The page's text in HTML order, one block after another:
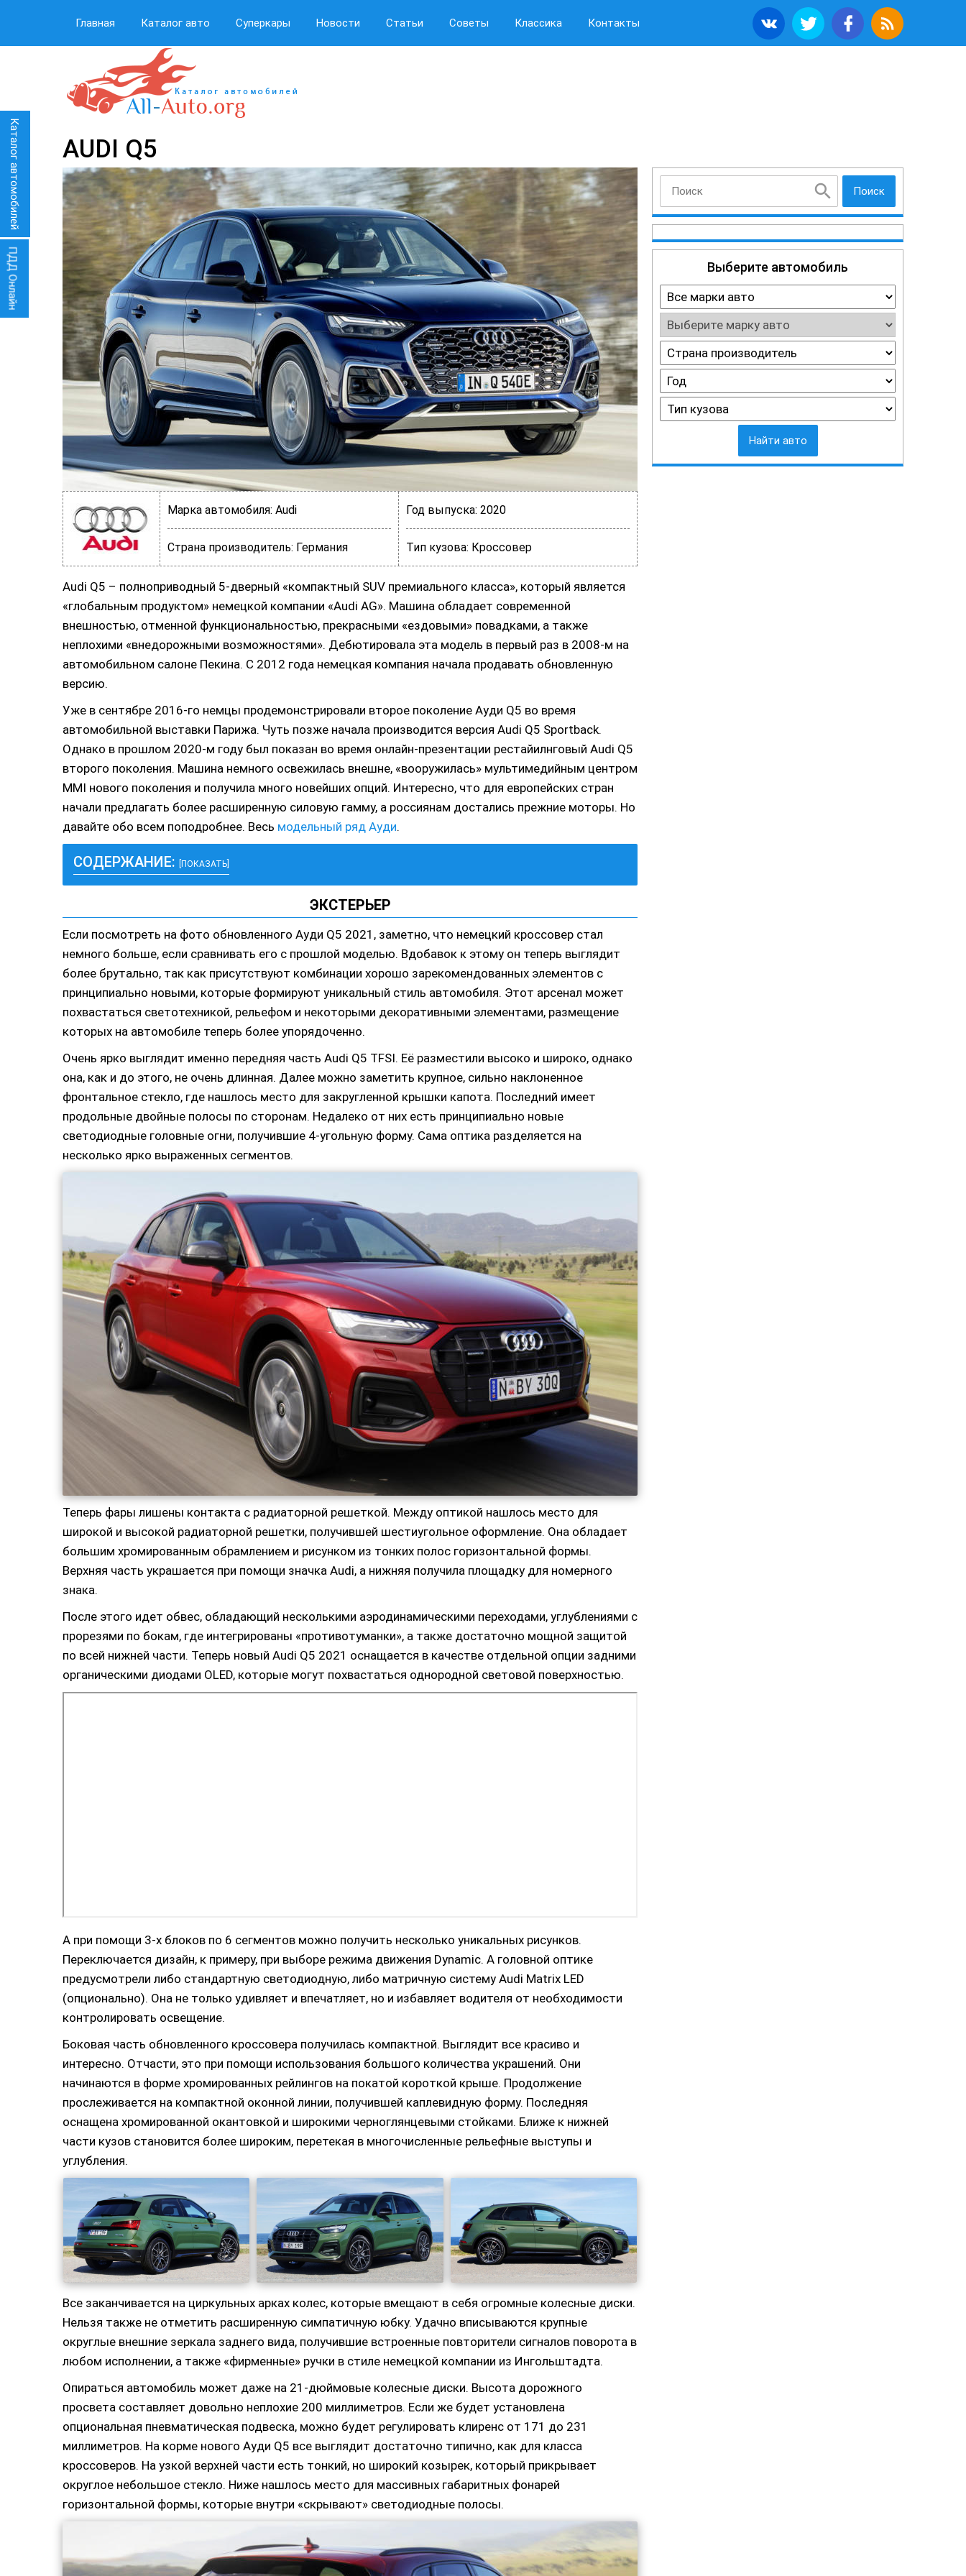
Главная Каталог авто Суперкары Новости Статьи Советы Классика Контакты
AUDI Q5
Поиск
Выберите автомобиль
Найти авто
Марка автомобиля: Audi
Страна производитель: Германия
Год выпуска: 2020
Тип кузова: Кроссовер
Audi Q5 – полноприводный 5-дверный «компактный SUV премиального класса», который является
«глобальным продуктом» немецкой компании «Audi AG». Машина обладает современной
внешностью, отменной функциональностью, прекрасными «ездовыми» повадками, а также
неплохими «внедорожными возможностями». Дебютировала эта модель в первый раз в 2008-м на
автомобильном салоне Пекина. С 2012 года немецкая компания начала продавать обновленную
версию.
Уже в сентябре 2016-го немцы продемонстрировали второе поколение Ауди Q5 во время
автомобильной выставки Парижа. Чуть позже начала производится версия Audi Q5 Sportback.
Однако в прошлом 2020-м году был показан во время онлайн-презентации рестайилнговый Audi Q5
второго поколения. Машина немного освежилась внешне, «вооружилась» мультимедийным центром
MMI нового поколения и получила много новейших опций. Интересно, что для европейских стран
начали предлагать более расширенную силовую гамму, а россиянам достались прежние моторы. Но
давайте обо всем поподробнее. Весь модельный ряд Ауди.
СОДЕРЖАНИЕ: [ПОКАЗАТЬ]
ЭКСТЕРЬЕР
Если посмотреть на фото обновленного Ауди Q5 2021, заметно, что немецкий кроссовер стал
немного больше, если сравнивать его с прошлой моделью. Вдобавок к этому он теперь выглядит
более брутально, так как присутствуют комбинации хорошо зарекомендованных элементов с
принципиально новыми, которые формируют уникальный стиль автомобиля. Этот арсенал может
похвастаться светотехникой, рельефом и некоторыми декоративными элементами, размещение
которых на автомобиле теперь более упорядоченно.
Очень ярко выглядит именно передняя часть Audi Q5 TFSI. Её разместили высоко и широко, однако
она, как и до этого, не очень длинная. Далее можно заметить крупное, сильно наклоненное
фронтальное стекло, где нашлось место для закругленной крышки капота. Последний имеет
продольные двойные полосы по сторонам. Недалеко от них есть принципиально новые
светодиодные головные огни, получившие 4-угольную форму. Сама оптика разделяется на
несколько ярко выраженных сегментов.
Теперь фары лишены контакта с радиаторной решеткой. Между оптикой нашлось место для
широкой и высокой радиаторной решетки, получившей шестиугольное оформление. Она обладает
большим хромированным обрамлением и рисунком из тонких полос горизонтальной формы.
Верхняя часть украшается при помощи значка Audi, а нижняя получила площадку для номерного
знака.
После этого идет обвес, обладающий несколькими аэродинамическими переходами, углублениями с
прорезями по бокам, где интегрированы «противотуманки», а также достаточно мощной защитой
по всей нижней части. Теперь новый Audi Q5 2021 оснащается в качестве отдельной опции задними
органическими диодами OLED, которые могут похвастаться однородной световой поверхностью.
А при помощи 3-х блоков по 6 сегментов можно получить несколько уникальных рисунков.
Переключается дизайн, к примеру, при выборе режима движения Dynamic. А головной оптике
предусмотрели либо стандартную светодиодную, либо матричную систему Audi Matrix LED
(опционально). Она не только удивляет и впечатляет, но и избавляет водителя от необходимости
контролировать освещение.
Боковая часть обновленного кроссовера получилась компактной. Выглядит все красиво и
интересно. Отчасти, это при помощи использования большого количества украшений. Они
начинаются в форме хромированных рейлингов на покатой короткой крыше. Продолжение
прослеживается на компактной оконной линии, получившей каплевидную форму. Последняя
оснащена хромированной окантовкой и широкими черноглянцевыми стойками. Ближе к нижней
части кузов становится более широким, перетекая в многочисленные рельефные выступы и
углубления.
Все заканчивается на циркульных арках колес, которые вмещают в себя огромные колесные диски.
Нельзя также не отметить расширенную симпатичную юбку. Удачно вписываются крупные
округлые внешние зеркала заднего вида, получившие встроенные повторители сигналов поворота в
любом исполнении, а также «фирменные» ручки в стиле немецкой компании из Ингольштадта.
Опираться автомобиль может даже на 21-дюймовые колесные диски. Высота дорожного
просвета составляет довольно неплохие 200 миллиметров. Если же будет установлена
опциональная пневматическая подвеска, можно будет регулировать клиренс от 171 до 231
миллиметров. На корме нового Ауди Q5 все выглядит достаточно типично, как для класса
кроссоверов. На узкой верхней части есть тонкий, но широкий козырек, который прикрывает
округлое небольшое стекло. Ниже нашлось место для массивных габаритных фонарей
горизонтальной формы, которые внутри «скрывают» светодиодные полосы.
Каталог автомобилей
ПДД Онлайн